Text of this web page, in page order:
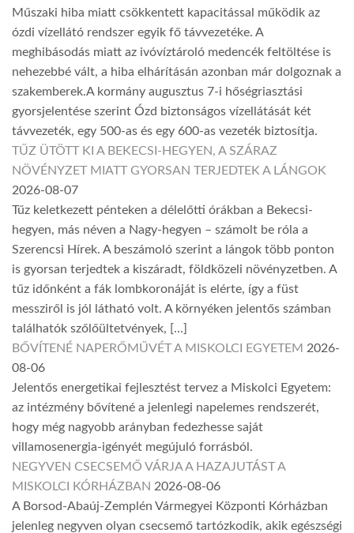
Műszaki hiba miatt csökkentett kapacitással működik az
ózdi vízellátó rendszer egyik fő távvezetéke. A
meghibásodás miatt az ivóvíztároló medencék feltöltése is
nehezebbé vált, a hiba elhárításán azonban már dolgoznak a
szakemberek.A kormány augusztus 7-i hőségriasztási
gyorsjelentése szerint Ózd biztonságos vízellátását két
távvezeték, egy 500-as és egy 600-as vezeték biztosítja.
TŰZ ÜTÖTT KI A BEKECSI-HEGYEN, A SZÁRAZ
NÖVÉNYZET MIATT GYORSAN TERJEDTEK A LÁNGOK
2026-08-07
Tűz keletkezett pénteken a délelőtti órákban a Bekecsi-
hegyen, más néven a Nagy-hegyen – számolt be róla a
Szerencsi Hírek. A beszámoló szerint a lángok több ponton
is gyorsan terjedtek a kiszáradt, földközeli növényzetben. A
tűz időnként a fák lombkoronáját is elérte, így a füst
messziről is jól látható volt. A környéken jelentős számban
találhatók szőlőültetvények, […]
BŐVÍTENÉ NAPERŐMŰVÉT A MISKOLCI EGYETEM 2026-
08-06
Jelentős energetikai fejlesztést tervez a Miskolci Egyetem:
az intézmény bővítené a jelenlegi napelemes rendszerét,
hogy még nagyobb arányban fedezhesse saját
villamosenergia-igényét megújuló forrásból.
NEGYVEN CSECSEMŐ VÁRJA A HAZAJUTÁST A
MISKOLCI KÓRHÁZBAN 2026-08-06
A Borsod-Abaúj-Zemplén Vármegyei Központi Kórházban
jelenleg negyven olyan csecsemő tartózkodik, akik egészségi